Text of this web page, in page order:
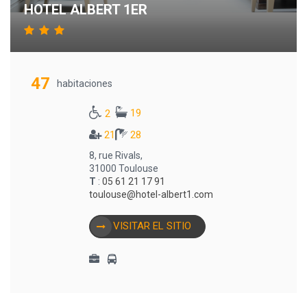
HOTEL ALBERT 1ER
47 habitaciones
2
19
21
28
8, rue Rivals,
31000 Toulouse
T : 05 61 21 17 91
toulouse@hotel-albert1.com
VISITAR EL SITIO